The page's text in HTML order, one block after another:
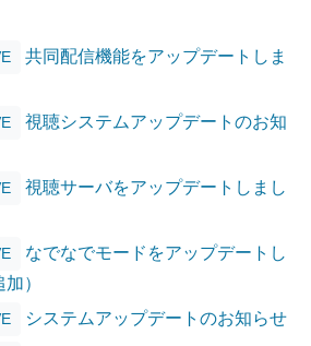
共同配信機能をアップデートしま
視聴システムアップデートのお知
視聴サーバをアップデートしまし
なでなでモードをアップデートし
）
システムアップデートのお知らせ